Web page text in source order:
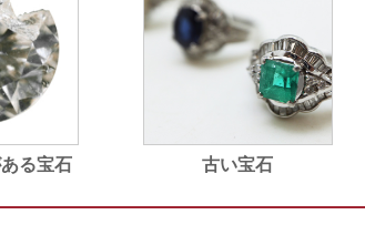
る宝石 古い宝石